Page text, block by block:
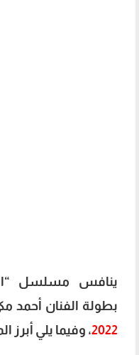
ينافس مسلسل
بطولة الفنان أحمد
2022، وفيما يلي أبرز